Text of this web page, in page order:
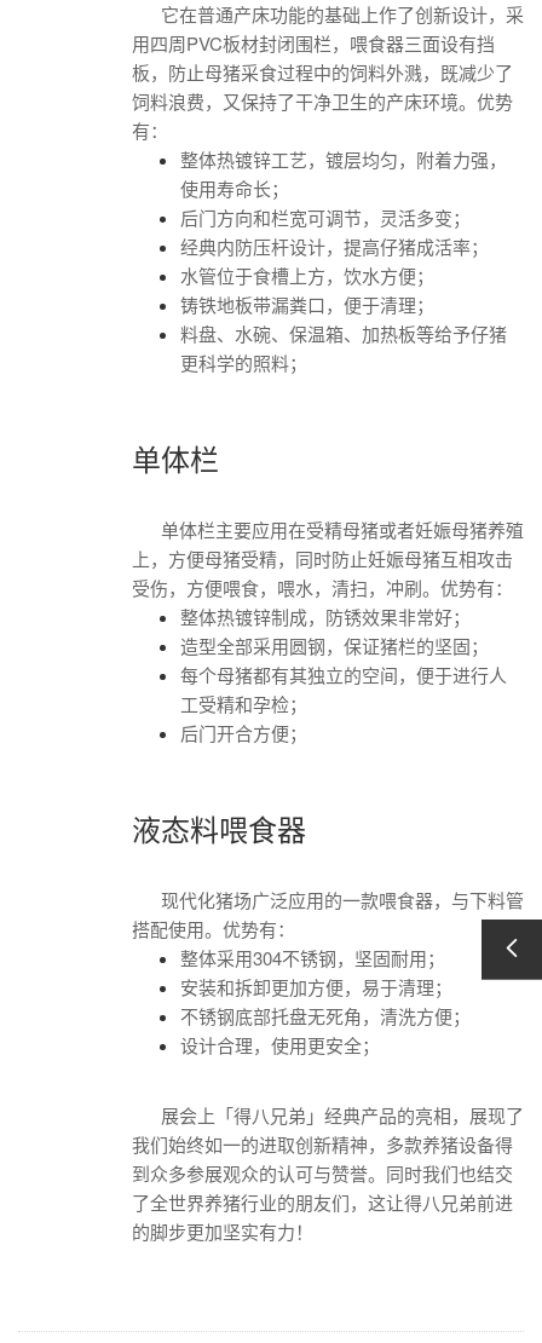
它在普通产床功能的基础上作了创新设计，采
用四周PVC板材封闭围栏，喂食器三面设有挡
板，防止母猪采食过程中的饲料外溅，既减少了
饲料浪费，又保持了干净卫生的产床环境。优势
有：
整体热镀锌工艺，镀层均匀，附着力强，
使用寿命长；
后门方向和栏宽可调节，灵活多变；
经典内防压杆设计，提高仔猪成活率；
水管位于食槽上方，饮水方便；
铸铁地板带漏粪口，便于清理；
料盘、水碗、保温箱、加热板等给予仔猪
更科学的照料；
单体栏
单体栏主要应用在受精母猪或者妊娠母猪养殖
上，方便母猪受精，同时防止妊娠母猪互相攻击
受伤，方便喂食，喂水，清扫，冲刷。优势有：
整体热镀锌制成，防锈效果非常好；
造型全部采用圆钢，保证猪栏的坚固；
每个母猪都有其独立的空间，便于进行人
工受精和孕检；
后门开合方便；
液态料喂食器
现代化猪场广泛应用的一款喂食器，与下料管
搭配使用。优势有：
整体采用304不锈钢，坚固耐用；
安装和拆卸更加方便，易于清理；
不锈钢底部托盘无死角，清洗方便；
设计合理，使用更安全；
展会上「得八兄弟」经典产品的亮相，展现了
我们始终如一的进取创新精神，多款养猪设备得
到众多参展观众的认可与赞誉。同时我们也结交
了全世界养猪行业的朋友们，这让得八兄弟前进
的脚步更加坚实有力！